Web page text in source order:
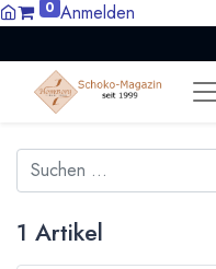
0 Anmelden
1 Artikel